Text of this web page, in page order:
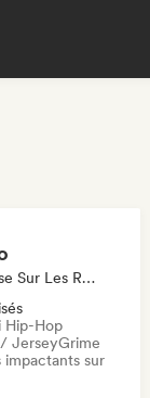
Influenceur·euse Sur Les Réseaux Sociaux
Hop
JerseyGrime
impactants sur